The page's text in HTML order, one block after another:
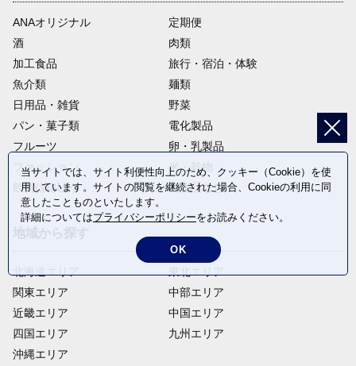
ANAオリジナル
定期便
酒
肉類
加工食品
旅行・宿泊・体験
魚介類
麺類
日用品・雑貨
野菜
パン・菓子類
電化製品
フルーツ
卵・乳製品
ファッション
米・穀物
飲料(酒以外)
返礼品なし
関東エリア
近畿エリア
四国エリア
沖縄エリア
中部エリア
中国エリア
九州エリア
当サイトでは、サイト利便性向上のため、クッキー（Cookie）を使
用しています。サイトの閲覧を継続された場合、Cookieの利用に同
意したことものといたします。
詳細についてはプライバシーポリシーをお読みください。
OK